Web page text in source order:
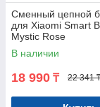
Сменный цепной
для Xiaomi Smart
Mystic Rose
В наличии
18 990 ₸ 22 341